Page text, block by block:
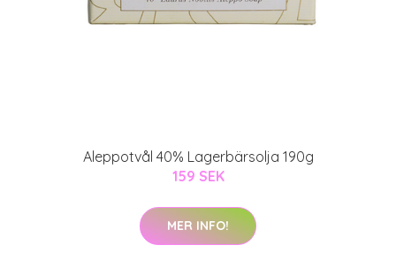
Aleppotvål 40% Lagerbärsolja 190g
159 SEK
MER INFO!